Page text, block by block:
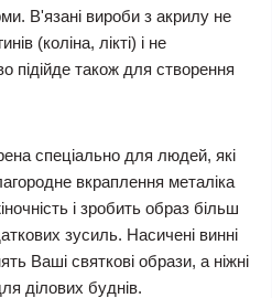
В'язані вироби з акрилу не
(коліна, лікті) і не
підійде також для створення
спеціально для людей, які
вкраплення металіка
і зробить образ більш
зусиль. Насичені винні
Ваші святкові образи, а ніжні
ділових буднів.